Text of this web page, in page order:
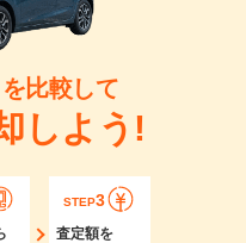
比較して
しよう!
STEP3
査定額を